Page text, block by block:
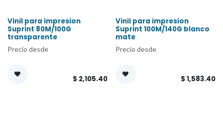
Vinil para impresion
Suprint 80M/100G
transparente
Precio desde
$ 2,105.40
Vinil para impresion
Suprint 100M/140G blanco
mate
Precio desde
$1,583.40